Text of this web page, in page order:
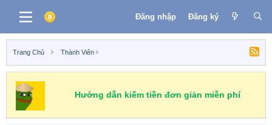
Đăng nhập Đăng ký
Trang Chủ Thành Viên
Hướng dẫn kiếm tiền đơn giản miễn phí